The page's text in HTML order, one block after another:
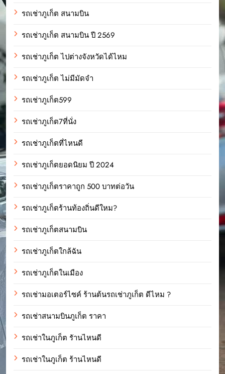
รถเช่าภูเก็ต สนามบิน
รถเช่าภูเก็ต สนามบิน ปี 2569
รถเช่าภูเก็ต ไปต่างจังหวัดได้ไหม
รถเช่าภูเก็ต ไม่มีมัดจำ
รถเช่าภูเก็ต599
รถเช่าภูเก็ต7ที่นั่ง
รถเช่าภูเก็ตที่ไหนดี
รถเช่าภูเก็ตยอดนิยม ปี 2024
รถเช่าภูเก็ตราคาถูก 500 บาทต่อวัน
รถเช่าภูเก็ตร้านท้องถิ่นดีใหม?
รถเช่าภูเก็ตสนามบิน
รถเช่าภูเก็ตใกล้ฉัน
รถเช่าภูเก็ตในเมือง
รถเช่ามอเตอร์ไซค์ ร้านต้นรถเช่าภูเก็ต ดีไหม ?
รถเช่าสนามบินภูเก็ต ราคา
รถเช่าในภูเก็ต รัานไหนดี
รถเช่าในภูเก็ต ร้านไหนดี